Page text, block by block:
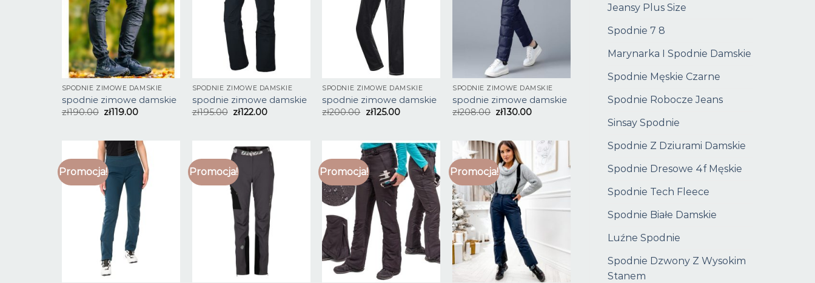
Jeansy Plus Size
Spodnie 7 8
Marynarka I Spodnie Damskie
Spodnie Męskie Czarne
Spodnie Robocze Jeans
Sinsay Spodnie
Spodnie Z Dziurami Damskie
Spodnie Dresowe 4f Męskie
Spodnie Tech Fleece
Spodnie Białe Damskie
Luźne Spodnie
Spodnie Dzwony Z Wysokim
Stanem
SPODNIE ZIMOWE DAMSKIE
spodnie zimowe damskie
zł190.00 zł119.00
SPODNIE ZIMOWE DAMSKIE
spodnie zimowe damskie
zł195.00 zł122.00
SPODNIE ZIMOWE DAMSKIE
spodnie zimowe damskie
zł200.00 zł125.00
SPODNIE ZIMOWE DAMSKIE
spodnie zimowe damskie
zł208.00 zł130.00
Promocja! Promocja! Promocja! Promocja!